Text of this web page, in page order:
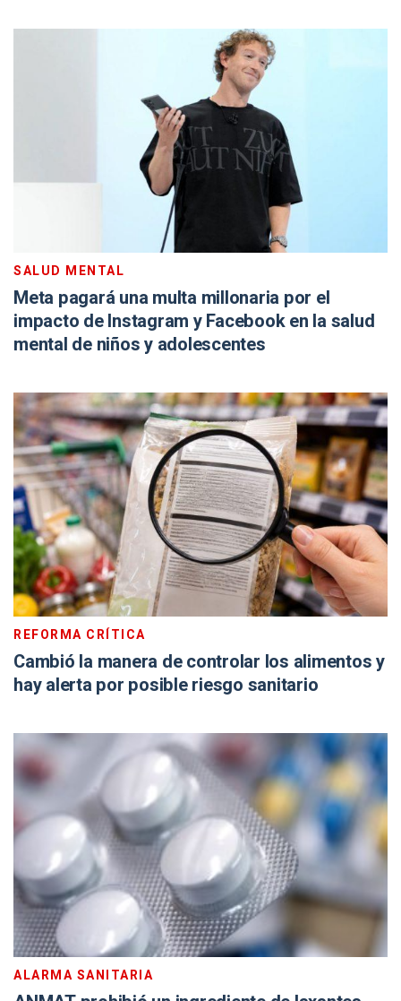
SALUD MENTAL
Meta pagará una multa millonaria por el
impacto de Instagram y Facebook en la salud
mental de niños y adolescentes
REFORMA CRÍTICA
Cambió la manera de controlar los alimentos y
hay alerta por posible riesgo sanitario
ALARMA SANITARIA